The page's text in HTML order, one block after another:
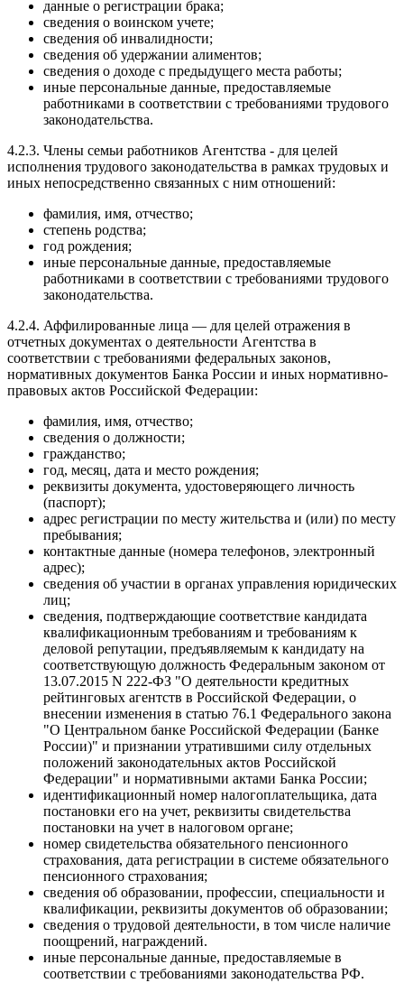
данные о регистрации брака;
сведения о воинском учете;
сведения об инвалидности;
сведения об удержании алиментов;
сведения о доходе с предыдущего места работы;
иные персональные данные, предоставляемые
работниками в соответствии с требованиями трудового
законодательства.
4.2.3. Члены семьи работников Агентства - для целей
исполнения трудового законодательства в рамках трудовых и
иных непосредственно связанных с ним отношений:
фамилия, имя, отчество;
степень родства;
год рождения;
иные персональные данные, предоставляемые
работниками в соответствии с требованиями трудового
законодательства.
4.2.4. Аффилированные лица — для целей отражения в
отчетных документах о деятельности Агентства в
соответствии с требованиями федеральных законов,
нормативных документов Банка России и иных нормативно-
правовых актов Российской Федерации:
фамилия, имя, отчество;
сведения о должности;
гражданство;
год, месяц, дата и место рождения;
реквизиты документа, удостоверяющего личность
(паспорт);
адрес регистрации по месту жительства и (или) по месту
пребывания;
контактные данные (номера телефонов, электронный
адрес);
сведения об участии в органах управления юридических
лиц;
сведения, подтверждающие соответствие кандидата
квалификационным требованиям и требованиям к
деловой репутации, предъявляемым к кандидату на
соответствующую должность Федеральным законом от
13.07.2015 N 222-ФЗ "О деятельности кредитных
рейтинговых агентств в Российской Федерации, о
внесении изменения в статью 76.1 Федерального закона
"О Центральном банке Российской Федерации (Банке
России)" и признании утратившими силу отдельных
положений законодательных актов Российской
Федерации" и нормативными актами Банка России;
идентификационный номер налогоплательщика, дата
постановки его на учет, реквизиты свидетельства
постановки на учет в налоговом органе;
номер свидетельства обязательного пенсионного
страхования, дата регистрации в системе обязательного
пенсионного страхования;
сведения об образовании, профессии, специальности и
квалификации, реквизиты документов об образовании;
сведения о трудовой деятельности, в том числе наличие
поощрений, награждений.
иные персональные данные, предоставляемые в
соответствии с требованиями законодательства РФ.